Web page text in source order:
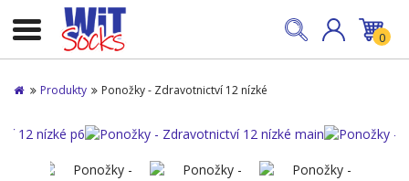
0
Produkty Ponožky - Zdravotnictví 12 nízké